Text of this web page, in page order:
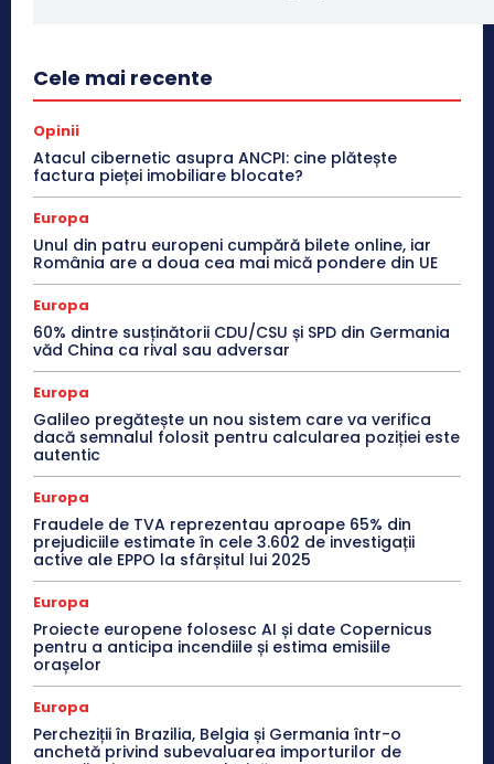
Cele mai recente
Opinii
Atacul cibernetic asupra ANCPI: cine plătește
factura pieței imobiliare blocate?
Europa
Unul din patru europeni cumpără bilete online, iar
România are a doua cea mai mică pondere din UE
Europa
60% dintre susținătorii CDU/CSU și SPD din Germania
văd China ca rival sau adversar
Europa
Galileo pregătește un nou sistem care va verifica
dacă semnalul folosit pentru calcularea poziției este
autentic
Europa
Fraudele de TVA reprezentau aproape 65% din
prejudiciile estimate în cele 3.602 de investigații
active ale EPPO la sfârșitul lui 2025
Europa
Proiecte europene folosesc AI și date Copernicus
pentru a anticipa incendiile și estima emisiile
orașelor
Europa
Percheziții în Brazilia, Belgia și Germania într-o
anchetă privind subevaluarea importurilor de